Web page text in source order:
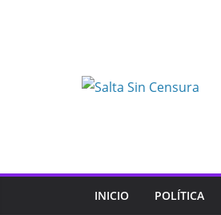
INICIO POLÍTICA